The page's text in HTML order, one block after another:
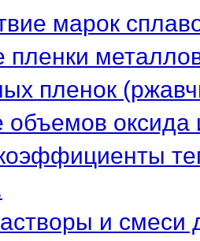
марок
пленок
оксида
и смеси